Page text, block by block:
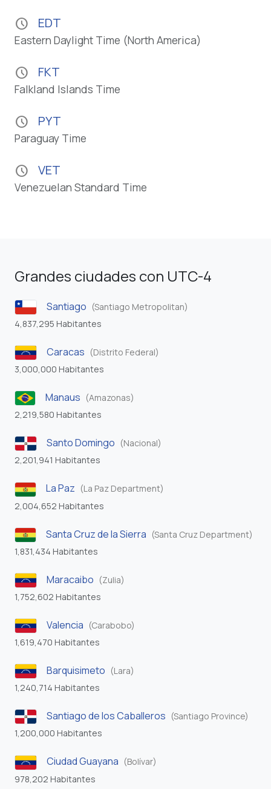
schedule EDT
Eastern Daylight Time (North America)
schedule FKT
Falkland Islands Time
schedule PYT
Paraguay Time
schedule VET
Venezuelan Standard Time
Grandes ciudades con UTC-4
Santiago (Santiago Metropolitan)
4,837,295 Habitantes
Caracas (Distrito Federal)
3,000,000 Habitantes
Manaus (Amazonas)
2,219,580 Habitantes
Santo Domingo (Nacional)
2,201,941 Habitantes
La Paz (La Paz Department)
2,004,652 Habitantes
Santa Cruz de la Sierra (Santa Cruz Department)
1,831,434 Habitantes
Maracaibo (Zulia)
1,752,602 Habitantes
Valencia (Carabobo)
1,619,470 Habitantes
Barquisimeto (Lara)
1,240,714 Habitantes
Santiago de los Caballeros (Santiago Province)
1,200,000 Habitantes
Ciudad Guayana (Bolívar)
978,202 Habitantes